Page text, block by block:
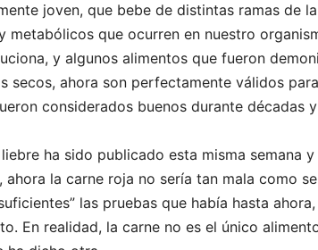
joven, que bebe de distintas ramas de
que ocurren en nuestro
y algunos alimentos que fueron
secos, ahora son perfectamente válidos
considerados buenos durante décadas
ha sido publicado esta misma semana
ahora la carne roja no sería tan mala como
las pruebas que había hasta
En realidad, la carne no es el único